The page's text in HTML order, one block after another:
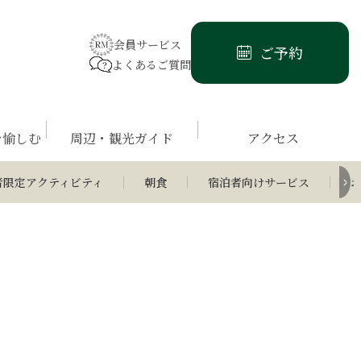
会員サービス
よくあるご質問
ご予約
しむ 周辺・観光ガイド アクセス
定アクティビティ 朝食 宿泊者向けサービス